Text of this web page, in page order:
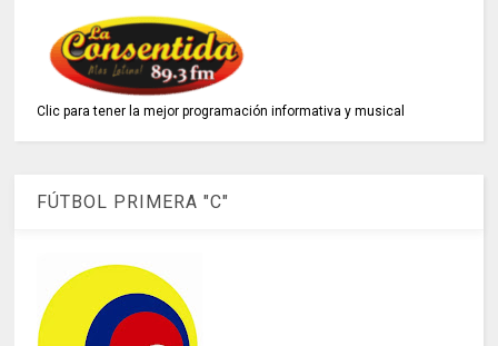
Clic para tener la mejor programación informativa y musical
FÚTBOL PRIMERA "C"